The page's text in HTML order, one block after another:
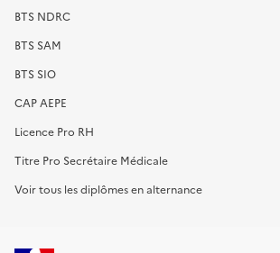
BTS NDRC
BTS SAM
BTS SIO
CAP AEPE
Licence Pro RH
Titre Pro Secrétaire Médicale
Voir tous les diplômes en alternance